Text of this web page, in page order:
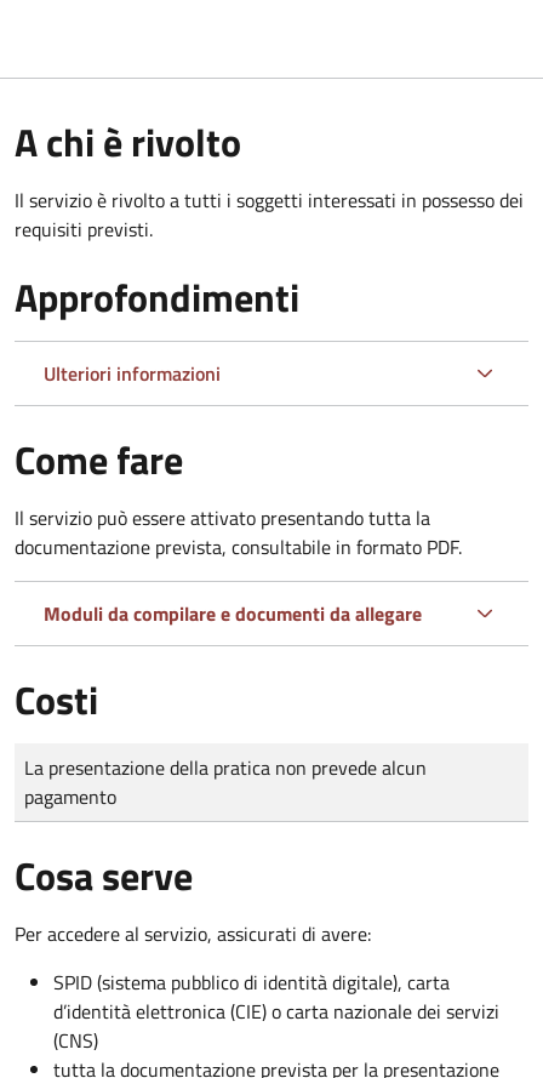
A chi è rivolto
Il servizio è rivolto a tutti i soggetti interessati in possesso dei
requisiti previsti.
Approfondimenti
Ulteriori informazioni
Come fare
Il servizio può essere attivato presentando tutta la
documentazione prevista, consultabile in formato PDF.
Moduli da compilare e documenti da allegare
Costi
Tipo di pagamento
Importo
La presentazione della pratica non prevede alcun
pagamento
Cosa serve
Per accedere al servizio, assicurati di avere:
SPID (sistema pubblico di identità digitale), carta
d’identità elettronica (CIE) o carta nazionale dei servizi
(CNS)
tutta la documentazione prevista per la presentazione